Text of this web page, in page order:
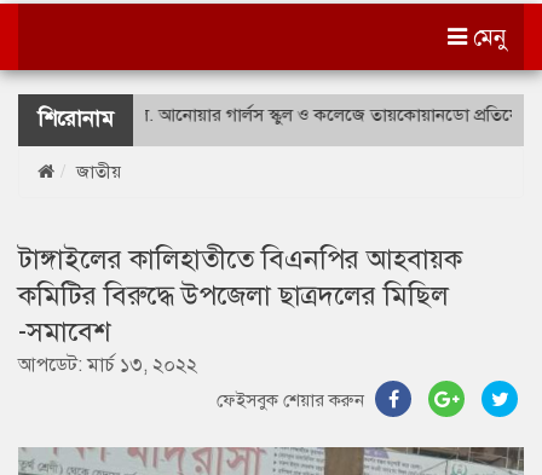
মেনু
শিরোনাম
শহীদ বীর উত্তম লে. আনোয়ার গার্লস স্কুল ও কলেজে তায়কোয়ানডো প্রতিযোগিতা
জাতীয়
টাঙ্গাইলের কালিহাতীতে বিএনপির আহবায়ক
কমিটির বিরুদ্ধে উপজেলা ছাত্রদলের মিছিল
-সমাবেশ
আপডেট: মার্চ ১৩, ২০২২
ফেইসবুক শেয়ার করুন